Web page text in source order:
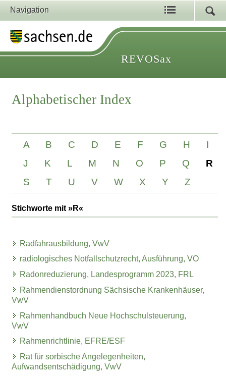
Navigation
REVOSax
Alphabetischer Index
A B C D E F G H
I
J
K L M N O P Q
R
S
T U V W X Y Z
Stichworte mit »R«
Radfahrausbildung, VwV
radiologisches Notfallschutzrecht, Ausführung, VO
Radonreduzierung, Landesprogramm 2023, FRL
Rahmendienstordnung Sächsische Krankenhäuser,
VwV
Rahmenhandbuch Neue Hochschulsteuerung,
VwV
Rahmenrichtlinie, EFRE/ESF
Rat für sorbische Angelegenheiten,
Aufwandsentschädigung, VwV